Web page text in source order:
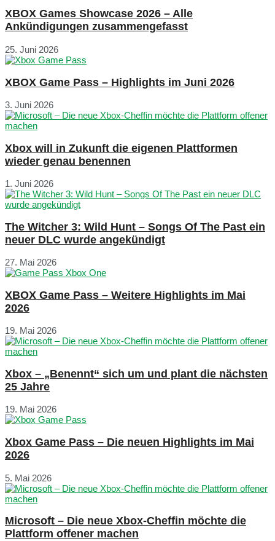
XBOX Games Showcase 2026 – Alle
Ankündigungen zusammengefasst
25. Juni 2026
XBOX Game Pass – Highlights im Juni 2026
3. Juni 2026
Xbox will in Zukunft die eigenen Plattformen
wieder genau benennen
1. Juni 2026
The Witcher 3: Wild Hunt – Songs Of The Past ein
neuer DLC wurde angekündigt
27. Mai 2026
XBOX Game Pass – Weitere Highlights im Mai
2026
19. Mai 2026
Xbox – „Benennt“ sich um und plant die nächsten
25 Jahre
19. Mai 2026
Xbox Game Pass – Die neuen Highlights im Mai
2026
5. Mai 2026
Microsoft – Die neue Xbox-Cheffin möchte die
Plattform offener machen